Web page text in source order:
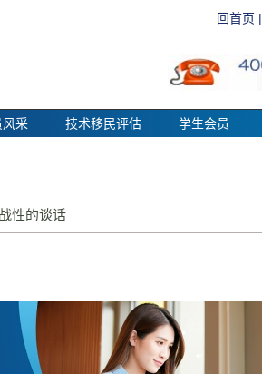
回首页 |
采 技术移民评估 学生会员
战性的谈话